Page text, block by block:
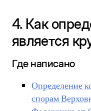
4. Как
является
Где написано
Определение
спорам